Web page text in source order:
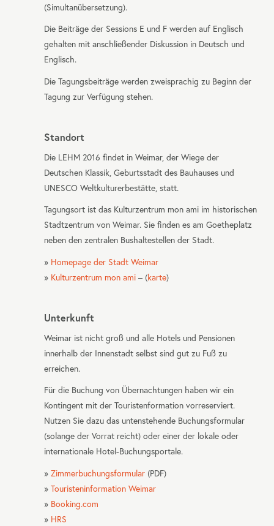
(Simultanübersetzung).
Die Beiträge der Sessions E und F werden auf Englisch
gehalten mit anschließender Diskussion in Deutsch und
Englisch.
Die Tagungsbeiträge werden zweisprachig zu Beginn der
Tagung zur Verfügung stehen.
Standort
Die LEHM 2016 findet in Weimar, der Wiege der
Deutschen Klassik, Geburtsstadt des Bauhauses und
UNESCO Weltkulturerbestätte, statt.
Tagungsort ist das Kulturzentrum mon ami im historischen
Stadtzentrum von Weimar. Sie finden es am Goetheplatz
neben den zentralen Bushaltestellen der Stadt.
» Homepage der Stadt Weimar
» Kulturzentrum mon ami – (karte)
Unterkunft
Weimar ist nicht groß und alle Hotels und Pensionen
innerhalb der Innenstadt selbst sind gut zu Fuß zu
erreichen.
Für die Buchung von Übernachtungen haben wir ein
Kontingent mit der Touristenformation vorreserviert.
Nutzen Sie dazu das untenstehende Buchungsformular
(solange der Vorrat reicht) oder einer der lokale oder
internationale Hotel-Buchungsportale.
» Zimmerbuchungsformular (PDF)
» Touristeninformation Weimar
» Booking.com
» HRS